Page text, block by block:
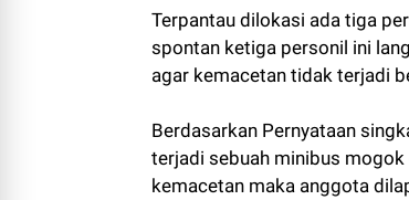
Terpantau dilokasi ada tiga
spontan ketiga personil ini
agar kemacetan tidak terjadi
Berdasarkan Pernyataan
terjadi sebuah minibus mogok
kemacetan maka anggota